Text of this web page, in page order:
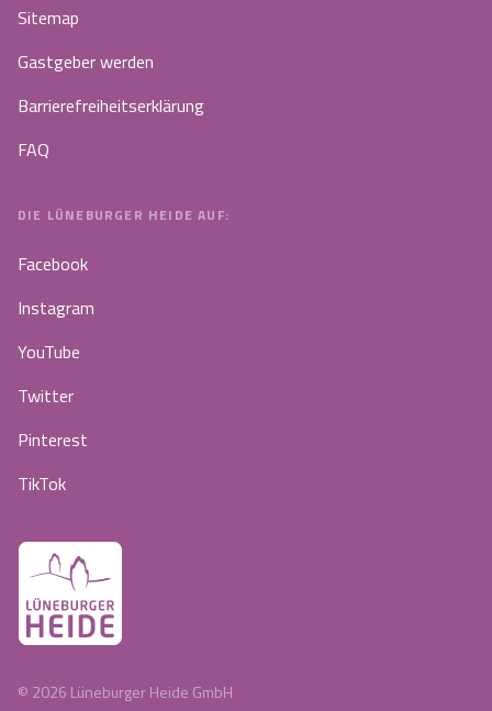
Sitemap
Gastgeber werden
Barrierefreiheitserklärung
FAQ
DIE LÜNEBURGER HEIDE AUF:
Facebook
Instagram
YouTube
Twitter
Pinterest
TikTok
© 2026 Lüneburger Heide GmbH